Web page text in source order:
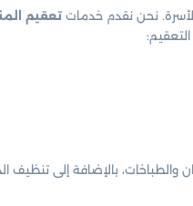
نحن نقدم خدمات تعقيم
والطباخات، بالإضافة إلى